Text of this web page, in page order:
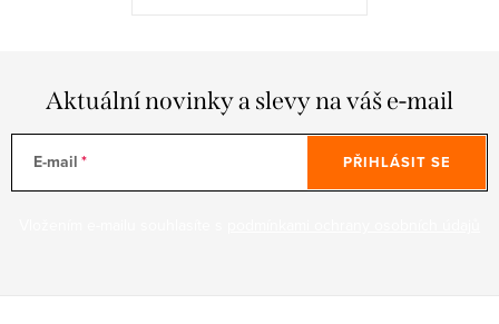
Aktuální novinky a slevy na váš e-mail
E-mail PŘIHLÁSIT SE